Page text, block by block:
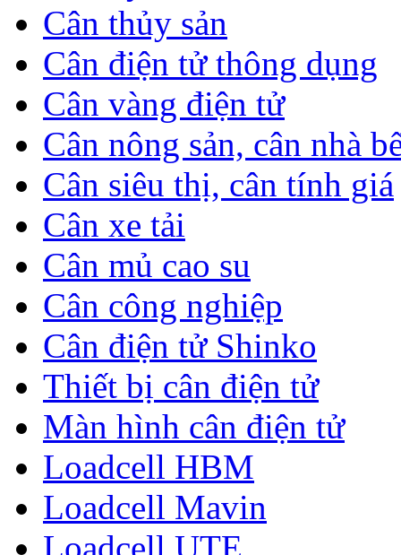
Cân thủy sản
Cân điện tử thông dụng
Cân vàng điện tử
Cân nông sản, cân nhà
Cân siêu thị, cân tính giá
Cân xe tải
Cân mủ cao su
Cân công nghiệp
Cân điện tử Shinko
Thiết bị cân điện tử
Màn hình cân điện tử
Loadcell HBM
Loadcell Mavin